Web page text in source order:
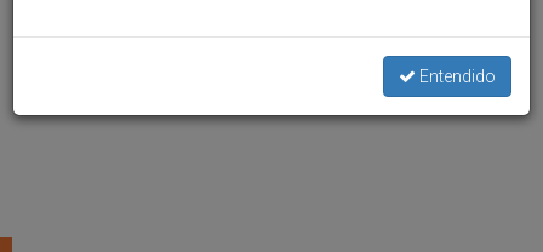
Entendido